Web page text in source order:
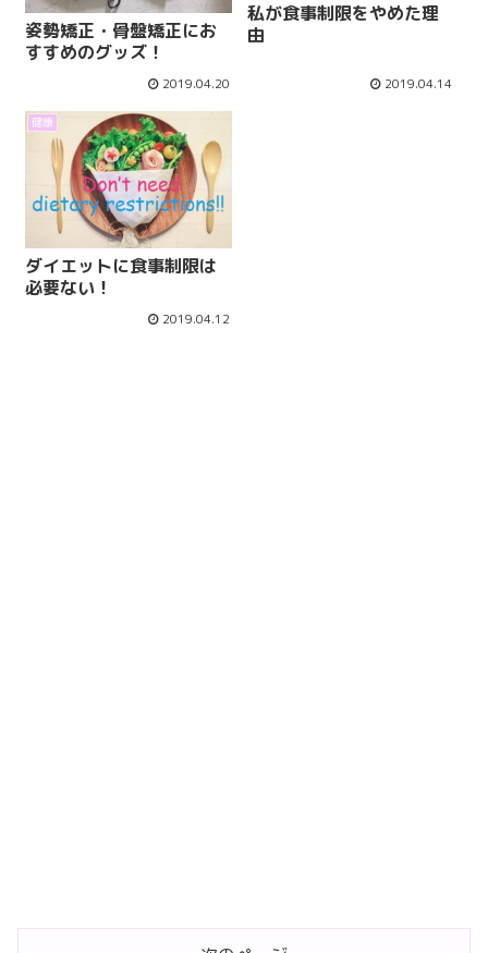
姿勢矯正・骨盤矯正にお
すすめのグッズ！
2019.04.20
私が食事制限をやめた理
由
2019.04.14
健康
ダイエットに食事制限は
必要ない！
2019.04.12